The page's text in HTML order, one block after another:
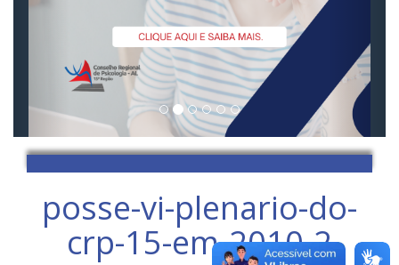
posse-vi-plenario-do-
crp-15-em-2010-2